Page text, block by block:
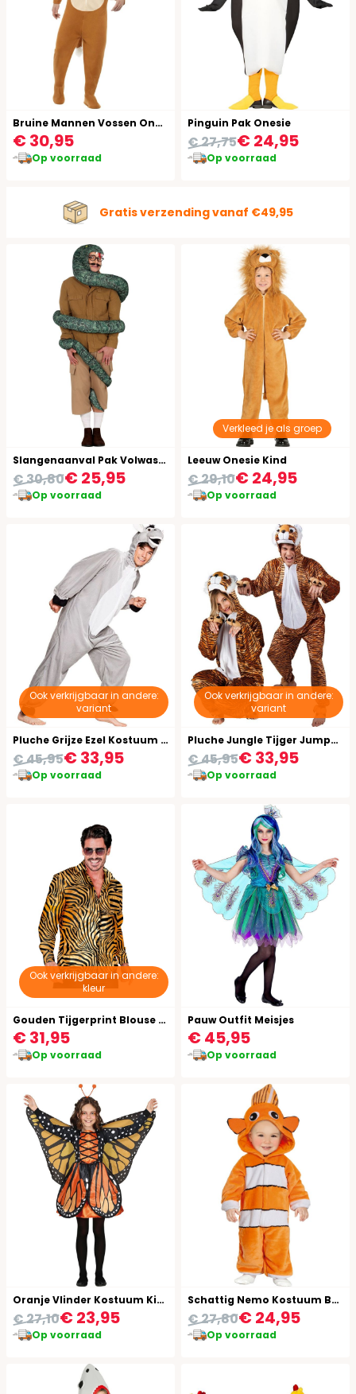
Bruine Mannen Vossen Onesie
€ 30,95
Op voorraad
Pinguin Pak Onesie
€ 24,95
€ 27,75
Op voorraad
Gratis verzending vanaf €49,95
Slangenaanval Pak Volwassenen
€ 25,95
€ 30,80
Op voorraad
Verkleed je als groep
Leeuw Onesie Kind
€ 24,95
€ 29,10
Op voorraad
Ook verkrijgbaar in andere:
variant
Pluche Grijze Ezel Kostuum Tiener
€ 33,95
€ 45,95
Op voorraad
Ook verkrijgbaar in andere:
variant
Pluche Jungle Tijger Jumpsuit
€ 33,95
€ 45,95
Op voorraad
Ook verkrijgbaar in andere:
kleur
Gouden Tijgerprint Blouse Heren
€ 31,95
Op voorraad
Pauw Outfit Meisjes
€ 45,95
Op voorraad
Oranje Vlinder Kostuum Kind met Vleugels
€ 23,95
€ 27,10
Op voorraad
Schattig Nemo Kostuum Baby
€ 24,95
€ 27,80
Op voorraad